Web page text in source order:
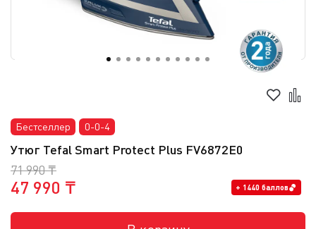
Бестселлер 0-0-4
Утюг Tefal Smart Protect Plus FV6872E0
71 990 ₸
47 990 ₸ + 1440 баллов